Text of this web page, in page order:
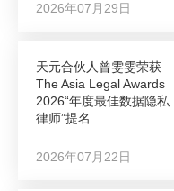
2026年07月29日
天元合伙人曾雯雯荣获
The Asia Legal Awards
2026“年度最佳数据隐私
律师”提名
2026年07月22日